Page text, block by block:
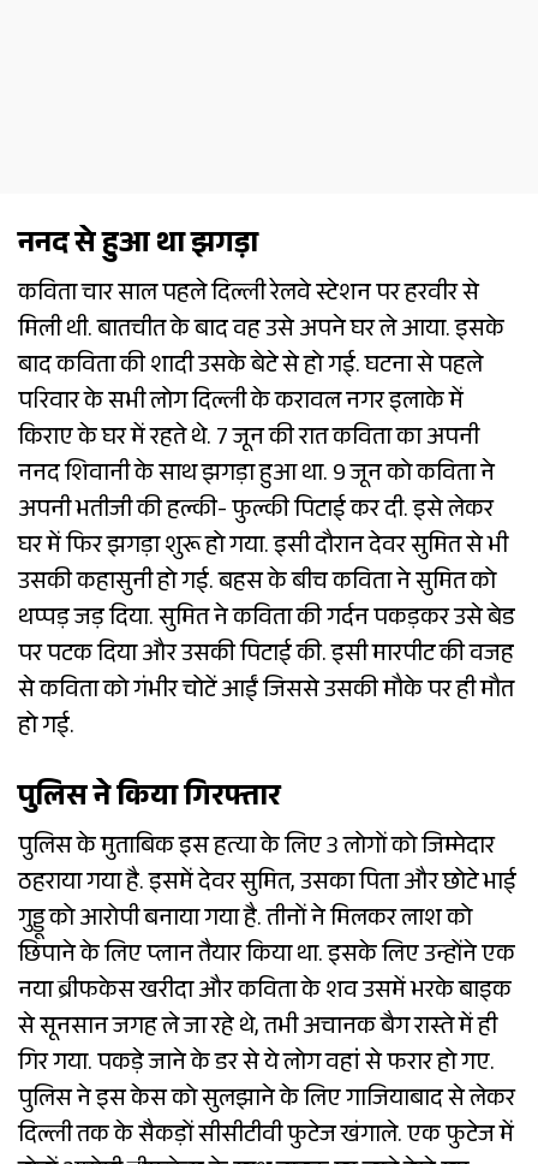
ननद से हुआ था झगड़ा
कविता चार साल पहले दिल्ली रेलवे स्टेशन पर हरवीर से
मिली थी. बातचीत के बाद वह उसे अपने घर ले आया. इसके
बाद कविता की शादी उसके बेटे से हो गई. घटना से पहले
परिवार के सभी लोग दिल्ली के करावल नगर इलाके में
किराए के घर में रहते थे. 7 जून की रात कविता का अपनी
ननद शिवानी के साथ झगड़ा हुआ था. 9 जून को कविता ने
अपनी भतीजी की हल्की- फुल्की पिटाई कर दी. इसे लेकर
घर में फिर झगड़ा शुरू हो गया. इसी दौरान देवर सुमित से भी
उसकी कहासुनी हो गई. बहस के बीच कविता ने सुमित को
थप्पड़ जड़ दिया. सुमित ने कविता की गर्दन पकड़कर उसे बेड
पर पटक दिया और उसकी पिटाई की. इसी मारपीट की वजह
से कविता को गंभीर चोटें आईं जिससे उसकी मौके पर ही मौत
हो गई.
पुलिस ने किया गिरफ्तार
पुलिस के मुताबिक इस हत्या के लिए 3 लोगों को जिम्मेदार
ठहराया गया है. इसमें देवर सुमित, उसका पिता और छोटे भाई
गुड्डू को आरोपी बनाया गया है. तीनों ने मिलकर लाश को
छिपाने के लिए प्लान तैयार किया था. इसके लिए उन्होंने एक
नया ब्रीफकेस खरीदा और कविता के शव उसमें भरके बाइक
से सूनसान जगह ले जा रहे थे, तभी अचानक बैग रास्ते में ही
गिर गया. पकड़े जाने के डर से ये लोग वहां से फरार हो गए.
पुलिस ने इस केस को सुलझाने के लिए गाजियाबाद से लेकर
दिल्ली तक के सैकड़ों सीसीटीवी फुटेज खंगाले. एक फुटेज में